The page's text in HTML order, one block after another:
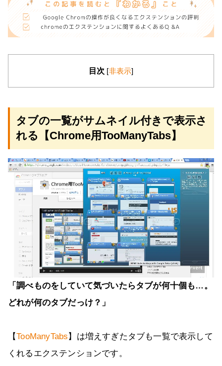
目次 [非表示]
タブの一覧がサムネイル付きで表示さ
れる【Chrome用TooManyTabs】
「調べものをしていて気づいたらタブが何十個も…。
どれが何のタブだっけ？」
【TooManyTabs 】は増えすぎたタブも一覧で表示して
くれるエクステンションです。